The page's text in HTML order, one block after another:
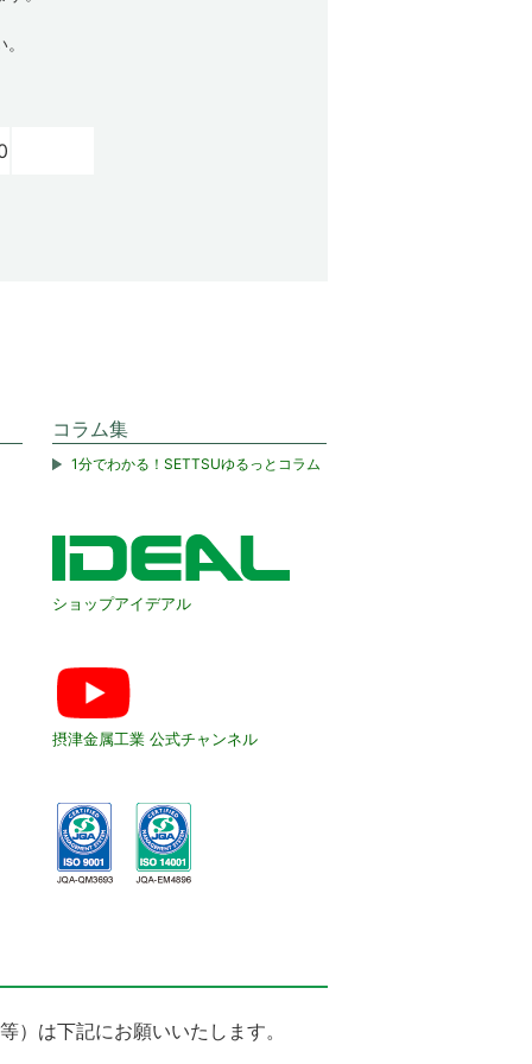
コラム集
1分でわかる！SETTSUゆるっとコラム
ショップアイデアル
摂津金属工業 公式チャンネル
）は下記にお願いいたします。